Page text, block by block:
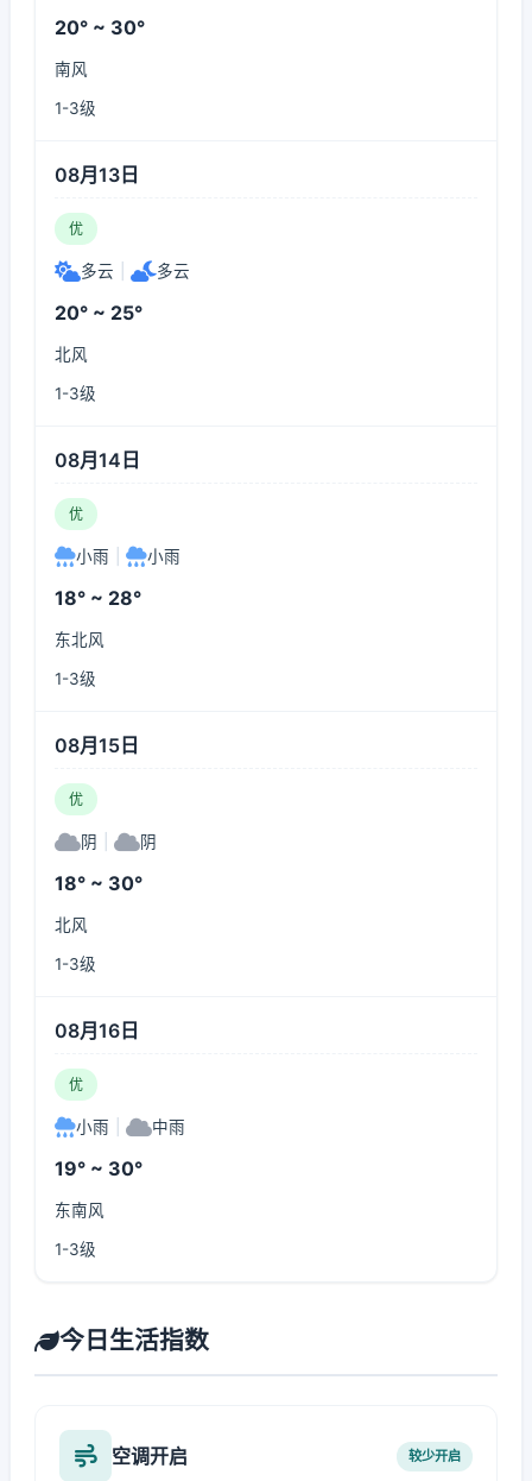
20° ~ 30°
南风
1-3级
08月13日
优
多云 多云
20° ~ 25°
北风
1-3级
08月14日
优
小雨 小雨
18° ~ 28°
东北风
1-3级
08月15日
优
阴 阴
18° ~ 30°
北风
1-3级
08月16日
优
小雨 中雨
19° ~ 30°
东南风
1-3级
今日生活指数
空调开启 较少开启